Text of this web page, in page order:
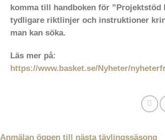
komma till handboken för ”Projektstöd
tydligare riktlinjer och instruktioner
man kan söka.
Läs mer på:
https://www.basket.se/Nyheter/
Anmälan öppen till nästa tävlingssäsong